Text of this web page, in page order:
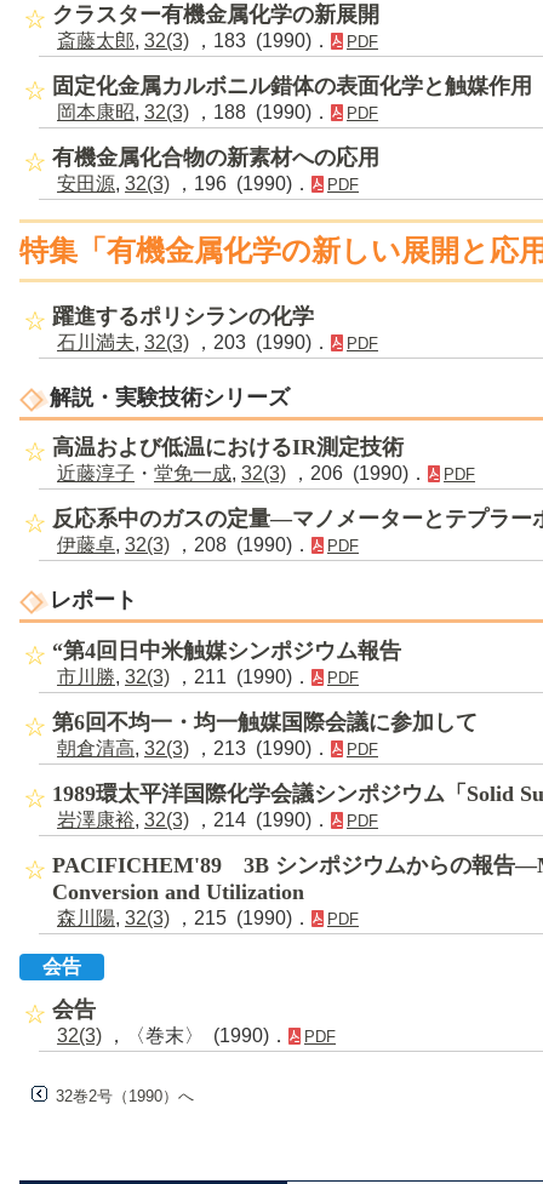
クラスター有機金属化学の新展開
斎藤太郎, 32(3) ，183 (1990)． PDF
固定化金属カルボニル錯体の表面化学と触媒作用
岡本康昭, 32(3) ，188 (1990)． PDF
有機金属化合物の新素材への応用
安田源, 32(3) ，196 (1990)． PDF
特集「有機金属化学の新しい展開と応
躍進するポリシランの化学
石川満夫, 32(3) ，203 (1990)． PDF
解説・実験技術シリーズ
高温および低温におけるIR測定技術
近藤淳子 ・ 堂免一成, 32(3) ，206 (1990)． PDF
反応系中のガスの定量―マノメーターとテプラー
伊藤卓, 32(3) ，208 (1990)． PDF
レポート
“第4回日中米触媒シンポジウム報告
市川勝, 32(3) ，211 (1990)． PDF
第6回不均一・均一触媒国際会議に参加して
朝倉清高, 32(3) ，213 (1990)． PDF
1989環太平洋国際化学会議シンポジウム「Solid
岩澤康裕, 32(3) ，214 (1990)． PDF
PACIFICHEM'89 3B シンポジウムからの報告
Conversion and Utilization
森川陽, 32(3) ，215 (1990)． PDF
会告
会告
32(3) ，〈巻末〉 (1990)． PDF
32巻2号（1990）へ